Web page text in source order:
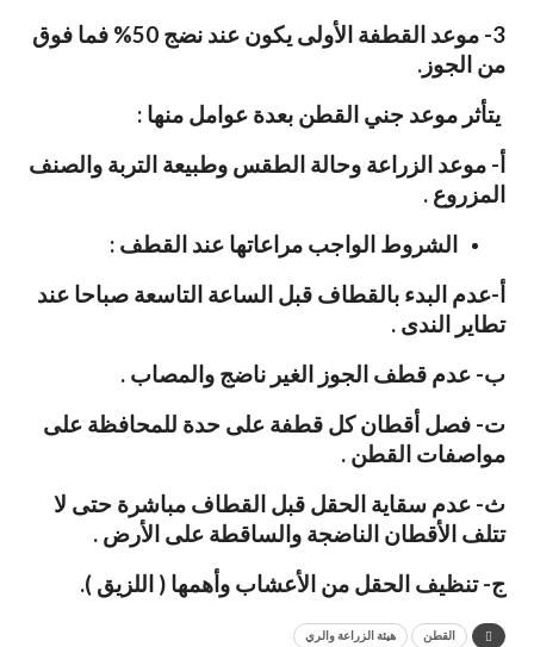
3‌- موعد القطفة الأولى يكون عند نضج 50% فما فوق
من الجوز.
يتأثر موعد جني القطن بعدة عوامل منها :
أ- موعد الزراعة وحالة الطقس وطبيعة التربة والصنف
المزروع .
الشروط الواجب مراعاتها عند القطف :
أ-عدم البدء بالقطاف قبل الساعة التاسعة صباحا عند
تطاير الندى .
ب- عدم قطف الجوز الغير ناضج والمصاب .
ت- فصل أقطان كل قطفة على حدة للمحافظة على
مواصفات القطن .
ث- عدم سقاية الحقل قبل القطاف مباشرة حتى لا
تتلف الأقطان الناضجة والساقطة على الأرض .
ج- تنظيف الحقل من الأعشاب وأهمها ( اللزيق ).
القطن هيئة الزراعة والري